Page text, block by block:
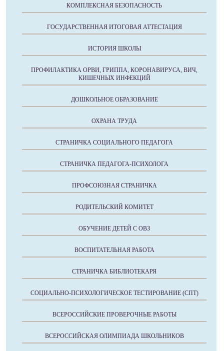
КОМПЛЕКСНАЯ БЕЗОПАСНОСТЬ
ГОСУДАРСТВЕННАЯ ИТОГОВАЯ АТТЕСТАЦИЯ
ИСТОРИЯ ШКОЛЫ
ПРОФИЛАКТИКА ОРВИ, ГРИППА, КОРОНАВИРУСА, ВИЧ,
КИШЕЧНЫХ ИНФЕКЦИЙ
ДОШКОЛЬНОЕ ОБРАЗОВАНИЕ
ОХРАНА ТРУДА
СТРАНИЧКА СОЦИАЛЬНОГО ПЕДАГОГА
СТРАНИЧКА ПЕДАГОГА-ПСИХОЛОГА
ПРОФСОЮЗНАЯ СТРАНИЧКА
РОДИТЕЛЬСКИЙ КОМИТЕТ
ОБУЧЕНИЕ ДЕТЕЙ С ОВЗ
ВОСПИТАТЕЛЬНАЯ РАБОТА
СТРАНИЧКА БИБЛИОТЕКАРЯ
СОЦИАЛЬНО-ПСИХОЛОГИЧЕСКОЕ ТЕСТИРОВАНИЕ (СПТ)
ВСЕРОССИЙСКИЕ ПРОВЕРОЧНЫЕ РАБОТЫ
ВСЕРОССИЙСКАЯ ОЛИМПИАДА ШКОЛЬНИКОВ